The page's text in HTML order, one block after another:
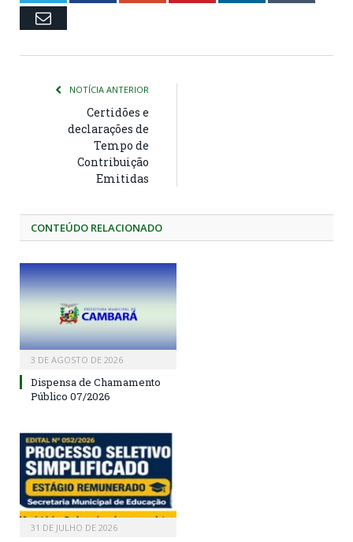
Email
NOTÍCIA ANTERIOR
Certidões e
declarações de
Tempo de
Contribuição
Emitidas
CONTEÚDO RELACIONADO
3 DE AGOSTO DE 2026
Dispensa de Chamamento
Público 07/2026
31 DE JULHO DE 2026